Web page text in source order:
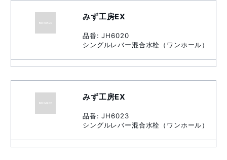
みず工房EX
品番: JH6020
シングルレバー混合水栓（ワンホール）
みず工房EX
品番: JH6023
シングルレバー混合水栓（ワンホール）